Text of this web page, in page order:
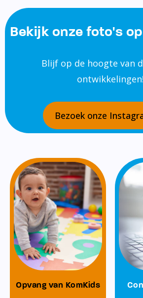
Bekijk onze foto's
Blijf op de hoogte van
ontwikkelingen!
Bezoek onze
Opvang van KomKids